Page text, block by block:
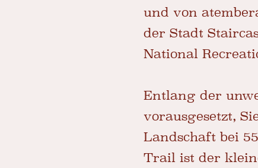
und von
der Stadt
National
Entlang der
vorausgesetzt,
Landschaft bei
Trail ist der